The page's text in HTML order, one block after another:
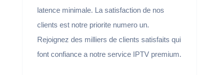
latence minimale. La satisfaction de nos
clients est notre priorite numero un.
Rejoignez des milliers de clients satisfaits qui
font confiance a notre service IPTV premium.